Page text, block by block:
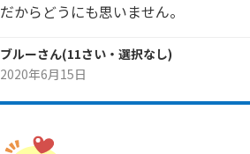
だからどうにも思いません。
ブルーさん(11さい・ 選択なし)
2020年6月15日